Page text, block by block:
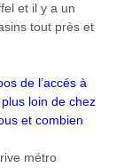
et il y a un
tout près et
de l’accés à
loin de chez
et combien
métro